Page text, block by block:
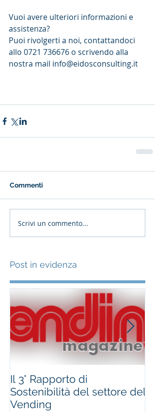
Vuoi avere ulteriori informazioni e
assistenza?
Puoi rivolgerti a noi, contattandoci
allo 0721 736676 o scrivendo alla
nostra mail info@eidosconsulting.it
Commenti
Scrivi un commento...
Post in evidenza
Il 3° Rapporto di
Sostenibilità del settore del
Vending